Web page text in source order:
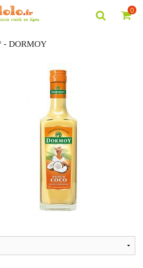
0
- DORMOY